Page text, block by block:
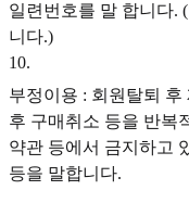
일련번호를 말 합니다.
니다.)
10.
부정이용 : 회원탈퇴 후
후 구매취소 등을 반복
약관 등에서 금지하고
등을 말합니다.